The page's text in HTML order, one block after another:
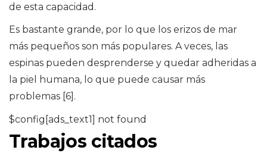
de esta capacidad.
Es bastante grande, por lo que los erizos de mar
más pequeños son más populares. A veces, las
espinas pueden desprenderse y quedar adheridas a
la piel humana, lo que puede causar más
problemas [6].
$config[ads_text1] not found
Trabajos citados